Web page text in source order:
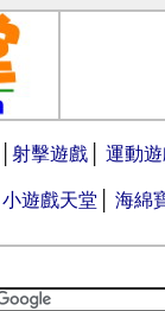
射擊遊戲 運動
小遊戲天堂 海綿